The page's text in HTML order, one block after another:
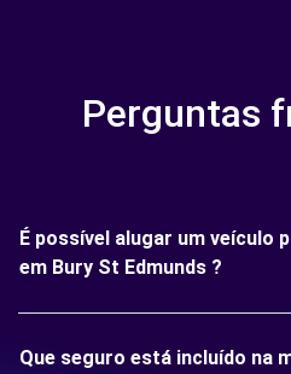
Perguntas
É possível alugar um veículo
em Bury St Edmunds ?
Que seguro está incluído na